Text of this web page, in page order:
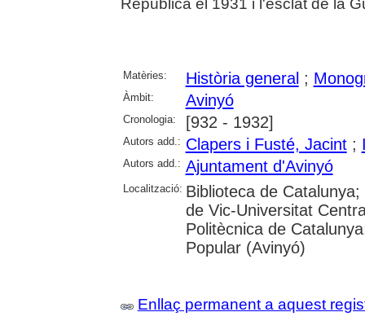
República el 1931 i l'esclat de la
Matèries: Història general ;
Àmbit: Avinyó
Cronologia: [932 - 1932]
Autors add.: Clapers i Fusté, Jacint;
Autors add.: Ajuntament d'Avinyó
Localització: Biblioteca de
de Vic-Universitat
Politècnica de
Popular (Avinyó)
Enllaç permanent a aquest